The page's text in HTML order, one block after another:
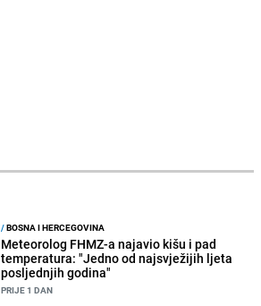
/BOSNA I HERCEGOVINA
Meteorolog FHMZ-a najavio kišu i pad
temperatura: "Jedno od najsvježijih ljeta
posljednjih godina"
PRIJE 1 DAN